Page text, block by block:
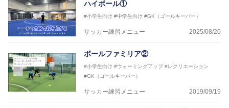
ハイボール①
#小学生向け #中学生向け #GK（ゴールキーパー）
サッカー練習メニュー 2025/08/20
ボールファミリア②
#小学生向け #ウォーミングアップ #レクリエーション
#GK（ゴールキーパー）
サッカー練習メニュー 2019/09/19